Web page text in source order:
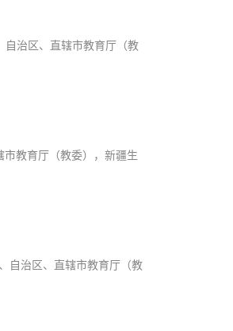
自治区、直辖市教育厅（教
教育厅（教委），新疆生
自治区、直辖市教育厅（教